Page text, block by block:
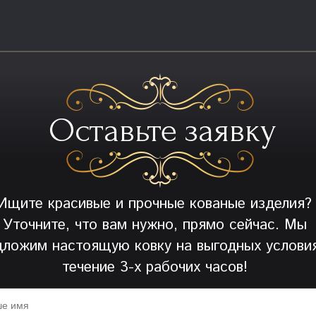
Оставьте заявку
красивые и прочные кованые изделия?
Уточните, что вам нужно, прямо сейчас. Мы
настоящую ковку на выгодных
течение 3-х рабочих часов!